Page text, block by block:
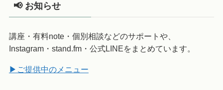
📢 お知らせ
講座・有料note・個別相談などのサポートや、
Instagram・stand.fm・公式LINEをまとめています。
▶ご提供中のメニュー